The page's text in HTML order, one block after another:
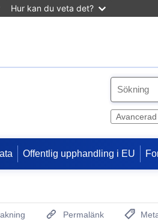
Hur kan du veta det?
e
Offentlig upphandling i EU
Permalänk